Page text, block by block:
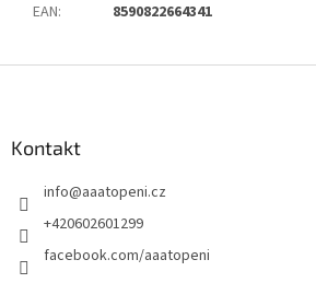
EAN: 8590822664341
Kontakt
info@aaatopeni.cz
+420602601299
facebook.com/aaatopeni